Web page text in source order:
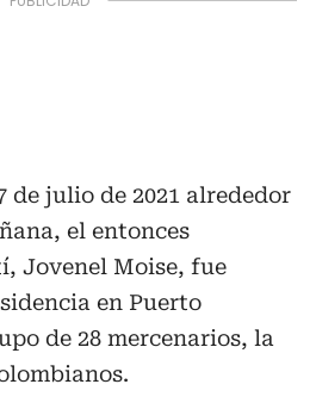
de julio de 2021 alrededor
el entonces
Jovenel Moise, fue
en Puerto
de 28 mercenarios, la